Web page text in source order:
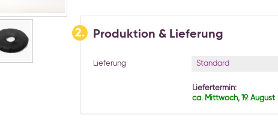
2. Produktion & Lieferung
Lieferung Standard
Liefertermin:
ca. Mittwoch, 19. August